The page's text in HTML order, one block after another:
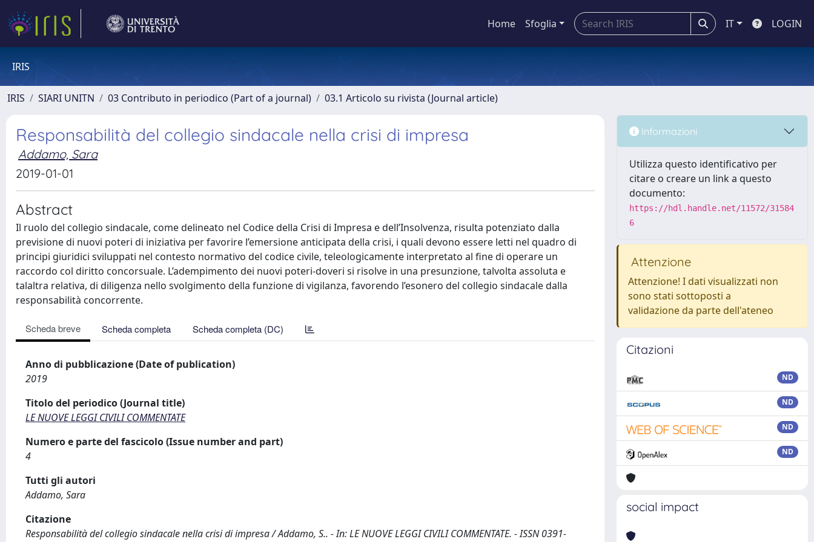
Home Sfoglia IT LOGIN
IRIS
IRIS SIARI UNITN 03 Contributo in periodico (Part of a journal) 03.1 Articolo su rivista (Journal article)
Responsabilità del collegio sindacale nella crisi di impresa
Addamo, Sara
2019-01-01
Abstract
Il ruolo del collegio sindacale, come delineato nel Codice della Crisi di Impresa e dell’Insolvenza, risulta potenziato dalla
previsione di nuovi poteri di iniziativa per favorire l’emersione anticipata della crisi, i quali devono essere letti nel quadro di
principi giuridici sviluppati nel contesto normativo del codice civile, teleologicamente interpretato al fine di operare un
raccordo col diritto concorsuale. L’adempimento dei nuovi poteri-doveri si risolve in una presunzione, talvolta assoluta e
talaltra relativa, di diligenza nello svolgimento della funzione di vigilanza, favorendo l’esonero del collegio sindacale dalla
responsabilità concorrente.
Scheda breve Scheda completa Scheda completa (DC)
Anno di pubblicazione (Date of publication)
2019
Titolo del periodico (Journal title)
LE NUOVE LEGGI CIVILI COMMENTATE
Numero e parte del fascicolo (Issue number and part)
4
Tutti gli autori
Addamo, Sara
Citazione
Responsabilità del collegio sindacale nella crisi di impresa / Addamo, S.. - In: LE NUOVE LEGGI CIVILI COMMENTATE. - ISSN 0391-
Informazioni
Utilizza questo identificativo per
citare o creare un link a questo
documento:
https://hdl.handle.net/11572/31584
6
Attenzione
Attenzione! I dati visualizzati non
sono stati sottoposti a
validazione da parte dell'ateneo
Citazioni
ND
ND
ND
ND
social impact